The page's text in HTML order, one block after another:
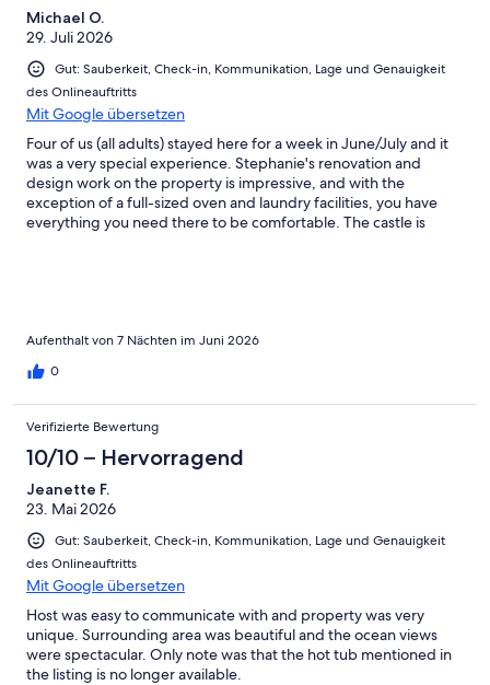
Michael O.
29. Juli 2026
Gut: Sauberkeit, Check-in, Kommunikation, Lage und Genauigkeit
des Onlineauftritts
Mit Google übersetzen
Four of us (all adults) stayed here for a week in June/July and it
was a very special experience. Stephanie's renovation and
design work on the property is impressive, and with the
exception of a full-sized oven and laundry facilities, you have
everything you need there to be comfortable. The castle is
Aufenthalt von 7 Nächten im Juni 2026
0
Verifizierte Bewertung
10/10 – Hervorragend
Jeanette F.
23. Mai 2026
Gut: Sauberkeit, Check-in, Kommunikation, Lage und Genauigkeit
des Onlineauftritts
Mit Google übersetzen
Host was easy to communicate with and property was very
unique. Surrounding area was beautiful and the ocean views
were spectacular. Only note was that the hot tub mentioned in
the listing is no longer available.